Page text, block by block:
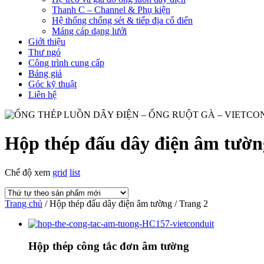
Thanh C – Channel & Phụ kiện
Hệ thống chống sét & tiếp địa cổ điển
Máng cáp dạng lưới
Giới thiệu
Thư ngỏ
Công trình cung cấp
Bảng giá
Góc kỹ thuật
Liên hệ
Hộp thép đấu dây điện âm
Chế độ xem grid list
Trang chủ / Hộp thép đấu dây điện âm tường / Trang 2
Hộp thép công tắc đơn âm tường